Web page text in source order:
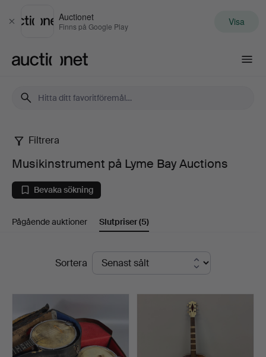
Stäng
Auctionet
Finns på Google Play Visa
Musikinstrument
på
Lyme
Bay
Auctions
Filtrera
Musikinstrument på Lyme Bay Auctions
Bevaka sökning
Pågående auktioner Slutpriser(5)
SlutpriserSortera